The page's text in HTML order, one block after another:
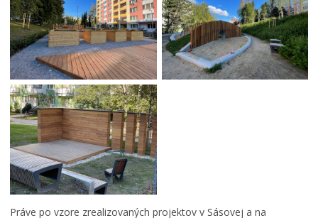
Práve po vzore zrealizovaných projektov v Sásovej a na